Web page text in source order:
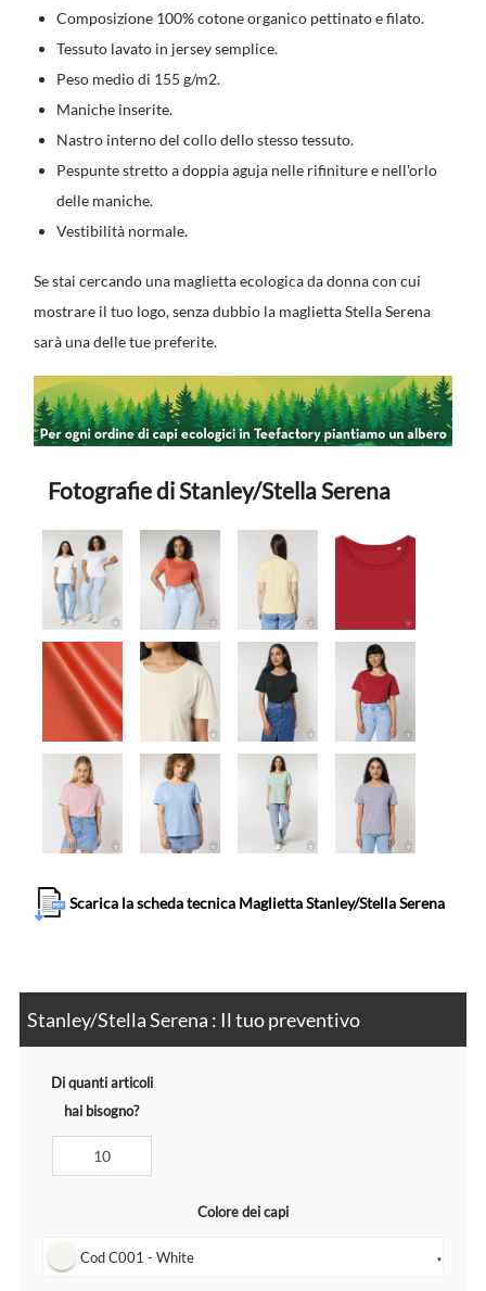
Composizione 100% cotone organico pettinato e filato.
Tessuto lavato in jersey semplice.
Peso medio di 155 g/m2.
Maniche inserite.
Nastro interno del collo dello stesso tessuto.
Pespunte stretto a doppia aguja nelle rifiniture e nell'orlo
delle maniche.
Vestibilità normale.
Se stai cercando una maglietta ecologica da donna con cui
mostrare il tuo logo, senza dubbio la maglietta Stella Serena
sarà una delle tue preferite.
Fotografie di Stanley/Stella Serena
Scarica la scheda tecnica Maglietta Stanley/Stella Serena
Stanley/Stella Serena : Il tuo preventivo
Di quanti articoli
hai bisogno?
Colore dei capi
Cod C001 - White ▼